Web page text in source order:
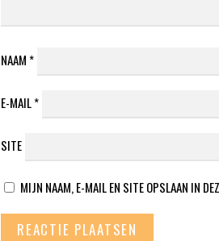
NAAM *
E-MAIL*
SITE
MIJN NAAM, E-MAIL EN SITE OPSLAAN IN